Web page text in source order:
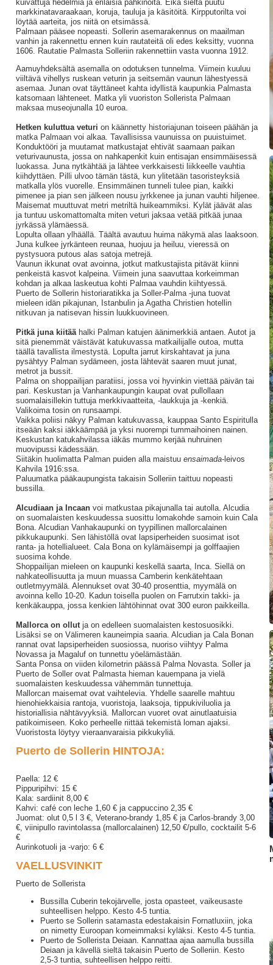
kuivattuja hedelmiä ja erilaisia pähkinöitä. Eikä sieltä puutu
markkinatavaraakaan, koruja, tauluja ja käsitöitä. Kirpputorilta voi
löytää aarteita, jos niitä on etsimässä.
Palmaan pääsee nopeasti. Sollerin asemarakennus on maailman
vanhin ja rakennettu ennen kuin rautateitä oli edes keksitty, vuonna
1606. Rautatie Palmasta Solleriin rakennettiin vasta vuonna 1912.
Aamuyhdeksältä asemalla on odotuksen tunnelma. Viimein kuuluu
viiltävä vihellys ruskean veturin ja seitsemän vaunun lähestyessä
asemaa. Junan ovat täyttäneet kahta idyllistä kaupunkia Palmasta
katsomaan lähteneet. Matka yli vuoriston Sollerista Palmaan
maksaa museojunalla 10 euroa.
Hetken kuluttua veturi on käännetty historiajunan toiseen päähän ja
matka Palmaan voi alkaa. Tavallisissa vaunuissa on puuistuimet.
Konduktööri ja muutamat matkustajat ehtivät saamaan paikan
veturivaunusta, jossa on nahkapenkit kuin entisajan ensimmäisessä
luokassa. Juna nytkähtää ja lähtee verkkaisesti liikkeelle vauhtia
kiihdyttäen. Pilli ulvoo tämän tästä, kun ylitetään tasoristeyksiä
matkalla ylös vuorelle. Ensimmäinen tunneli tulee pian, kaikki
pimenee ja pian sen jälkeen nousu jyrkkenee ja junan vauhti hiljenee.
Maisemat muuttuvat metri metriltä huikeammiksi. Kylät jäävät alas
ja tuntuu uskomattomalta miten veturi jaksaa vetää pitkää junaa
jyrkässä ylämäessä.
Lopulta ollaan ylhäällä. Täältä avautuu huima näkymä alas laaksoon.
Juna kulkee jyrkänteen reunaa, huojuu ja heiluu, vieressä on
pystysuora putous alas satoja metrejä.
Vaunun ikkunat ovat avoinna, jotkut matkustajista pitävät kiinni
penkeistä kasvot kalpeina. Viimein juna saavuttaa korkeimman
kohdan ja alkaa laskeutua kohti Palmaa vauhdin kiihtyessä.
Puerto de Sollerin historiaratikka ja Soller-Palma -juna tuovat
mieleen idän pikajunan, Istanbulin ja Agatha Christien hotellin
nitkuvan ja natisevan hissin luukkuovineen.
Pitkä juna kiitäähalki Palman katujen äänimerkkiä antaen. Autot ja
sitä pienemmät väistävät katukuvassa matkailijalle outoa, mutta
täällä tavallista ilmestystä. Lopulta jarrut kirskahtavat ja juna
pysähtyy Palman sydämeen, josta lähtevät saaren muut junat,
metrot ja bussit.
Palma on shoppailijan paratiisi, jossa voi hyvinkin viettää päivän tai
pari. Keskustan ja Vanhankaupungin kaupat ovat pullollaan
suomalaisillekin tuttuja merkkivaatteita, -laukkuja ja -kenkiä.
Valikoima tosin on runsaampi.
Vaikka poliisi näkyy Palman katukuvassa, kauppaa Santo Espiritulla
itseään kaksi iäkkäämpää ja yksi nuorempi tummaihoinen nainen.
Keskustan katukahvilassa iäkäs mummo kerjää nuhruinen
muovipussi kädessään.
Siitäkin huolimatta Palman puiden alla maistuu ensaimada-leivos
Kahvila 1916:ssa.
Paluumatka pääkaupungista takaisin Solleriin taittuu nopeasti
bussilla.
Alcudiaan ja Incaanvoi matkustaa pikajunalla tai autolla. Alcudia
on suomalaisten keskuudessa suosittu lomakohde samoin kuin Cala
Bona. Alcudian Vanhakaupunki on tyypillinen mallorcalainen
pikkukaupunki. Sen lähistöllä ovat lapsiperheiden suosimat isot
ranta- ja hotellialueet. Cala Bona on kylämäisempi ja golffaajien
suosima kohde.
Shoppailijan mieleen on kaupunki keskellä saarta, Inca. Siellä on
nahkateollisuutta ja muun muassa Camberin kenkätehtaan
outletmyymälä. Alennukset ovat 30-40 prosenttia, myymälä on
avoinna kello 10-20. Kadun toisella puolen on Farrutxin takki- ja
kenkäkauppa, jossa kenkien lähtöhinnat ovat 300 euron paikkeilla.
Mallorca on ollutja on edelleen suomalaisten kestosuosikki.
Lisäksi se on Välimeren kauneimpia saaria. Alcudian ja Cala Bonan
rannat ovat lapsiperheiden suosiossa, nuoriso viihtyy Palma
Novassa ja Magaluf on tunnettu yöelämästään.
Santa Ponsa on viiden kilometrin päässä Palma Novasta. Soller ja
Puerto de Soller ovat Palmasta hieman kauempana ja vielä
suomalaisten keskuudessa vähemmän tunnettuja.
Mallorcan maisemat ovat vaihtelevia. Yhdelle saarelle mahtuu
hienohiekkaisia rantoja, vuoristoja, laaksoja, tippukiviluolia ja
historiallisia nähtävyyksiä. Mallorcan vuoret ovat ainutlaatuisia
patikoimiseen. Koko perheelle riittää tekemistä loman ajaksi.
Vuoristosta löytyy vieraanvaraisia pikkukyliä.
Puerto de Sollerin HINTOJA:
Paella: 12 €
Pippuripihvi: 15 €
Kala: sardiinit 8,00 €
Kahvi: café con leche 1,60 € ja cappuccino 2,35 €
Juomat: olut 0,5 l 3 €, Veterano-brandy 1,85 € ja Carlos-brandy 3,00
€, viinipullo ravintolassa (mallorcalainen) 12,50 €/pullo, cocktailit 5-6
€
Aurinkotuoli ja -varjo: 6 €
VAELLUSVINKIT
Puerto de Sollerista
Bussilla Cuberin tekojärvelle, josta opasteet, vaikeusaste
suhteellisen helppo. Kesto 4-5 tuntia.
Puerto se Sollerin satamasta edestakaisin Fornatluxiin, joka
on nimetty Euroopan komeimmaksi kyläksi. Kesto 4-5 tuntia.
Puerto de Sollerista Deiaan. Kannattaa ajaa aamulla bussilla
Deiaan ja kävellä sieltä takaisin Puerto de Solleriin. Kesto
2,5-3 tuntia, suhteellisen helppo reitti.